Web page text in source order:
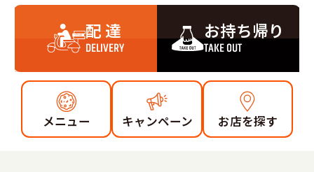
配 達
DELIVERY
お持ち帰り
TAKE OUT
メニュー キャンペーン お店を探す